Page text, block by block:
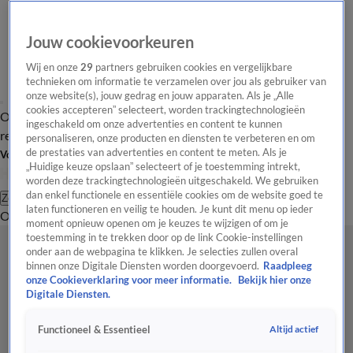
Overzicht Laatste nieuws Regionieuws Het beste van Hart
Tip de
redactie
Volg Hart van Nederland
Zoeken
OverzichtRegioUitzendingenWeerTip de redactiePanelVideo's
Jouw cookievoorkeuren
Wij en onze29 partners gebruiken cookies en vergelijkbare
technieken om informatie te verzamelen over jou als gebruiker van
onze website(s), jouw gedrag en jouw apparaten. Als je „Alle
cookies accepteren” selecteert, worden trackingtechnologieën
ingeschakeld om onze advertenties en content te kunnen
personaliseren, onze producten en diensten te verbeteren en om
de prestaties van advertenties en content te meten. Als je
„Huidige keuze opslaan” selecteert of je toestemming intrekt,
worden deze trackingtechnologieën uitgeschakeld. We gebruiken
dan enkel functionele en essentiële cookies om de website goed te
laten functioneren en veilig te houden. Je kunt dit menu op ieder
moment opnieuw openen om je keuzes te wijzigen of om je
toestemming in te trekken door op de link Cookie-instellingen
onder aan de webpagina te klikken. Je selecties zullen overal
binnen onze Digitale Diensten worden doorgevoerd. Raadpleeg
onze Cookieverklaring voor meer informatie.
Bekijk hier onze
Digitale Diensten.
Functioneel & Essentieel Altijd actief